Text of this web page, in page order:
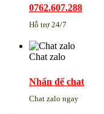
0762.607.288
Hỗ trợ 24/7
Chat zalo
Nhấn để chat
Chat zalo ngay